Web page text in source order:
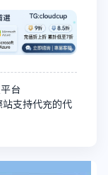
台
站支持代充的代